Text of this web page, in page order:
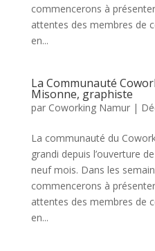
commencerons à
attentes des membres de
en...
La Communauté
Misonne, graphiste
par Coworking Namur|
La communauté du
grandi depuis l’ouverture
neuf mois. Dans les
commencerons à
attentes des membres de
en...